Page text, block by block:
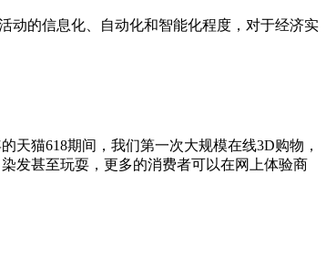
动的信息化、自动化和智能化程度，对于经济实
猫618期间，我们第一次大规模在线3D购物，
发甚至玩耍，更多的消费者可以在网上体验商